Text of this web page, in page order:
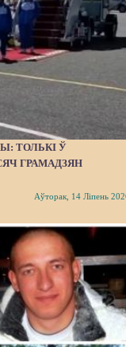
ТОЛЬКІ Ў
ГРАМАДЗЯН
Аўторак, 14 Ліпень